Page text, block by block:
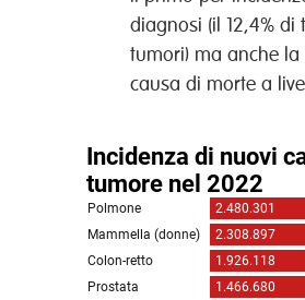
diagnosi (il 12,4% di
tumori) ma anche
causa di morte a